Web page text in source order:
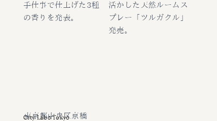
手仕事で仕上げた3種
の香りを発表。
活かした天然ルームス
プレー「ツルガクル」
発売。
City Labo Tokyo
東京都中央区京橋